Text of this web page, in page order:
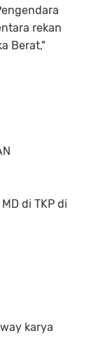
rekan
Berat,"
di TKP di
karya